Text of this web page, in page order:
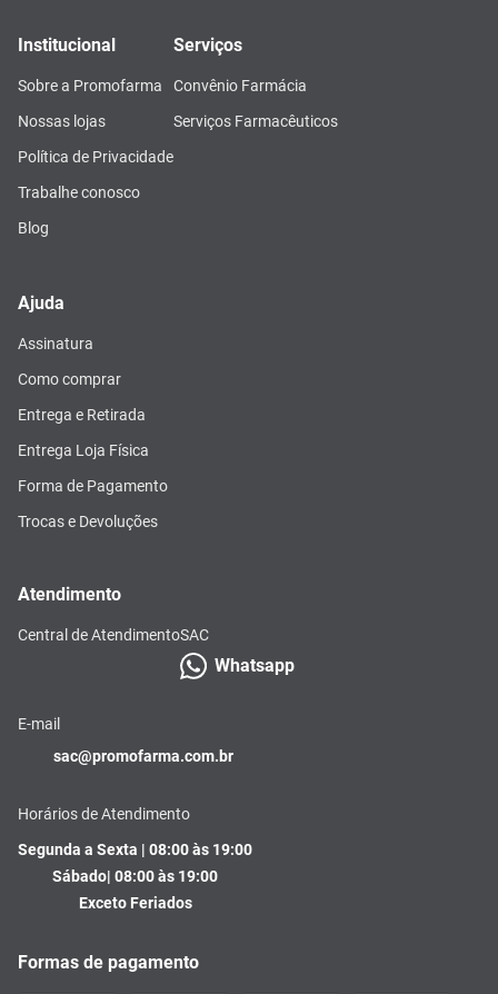
Institucional
Sobre a Promofarma
Nossas lojas
Política de Privacidade
Trabalhe conosco
Blog
Serviços
Convênio Farmácia
Serviços Farmacêuticos
Ajuda
Assinatura
Como comprar
Entrega e Retirada
Entrega Loja Física
Forma de Pagamento
Trocas e Devoluções
Atendimento
Central de AtendimentoSAC
Whatsapp
E-mail
sac@promofarma.com.br
Horários de Atendimento
Segunda a Sexta | 08:00 às 19:00
Sábado| 08:00 às 19:00
Exceto Feriados
Formas de pagamento